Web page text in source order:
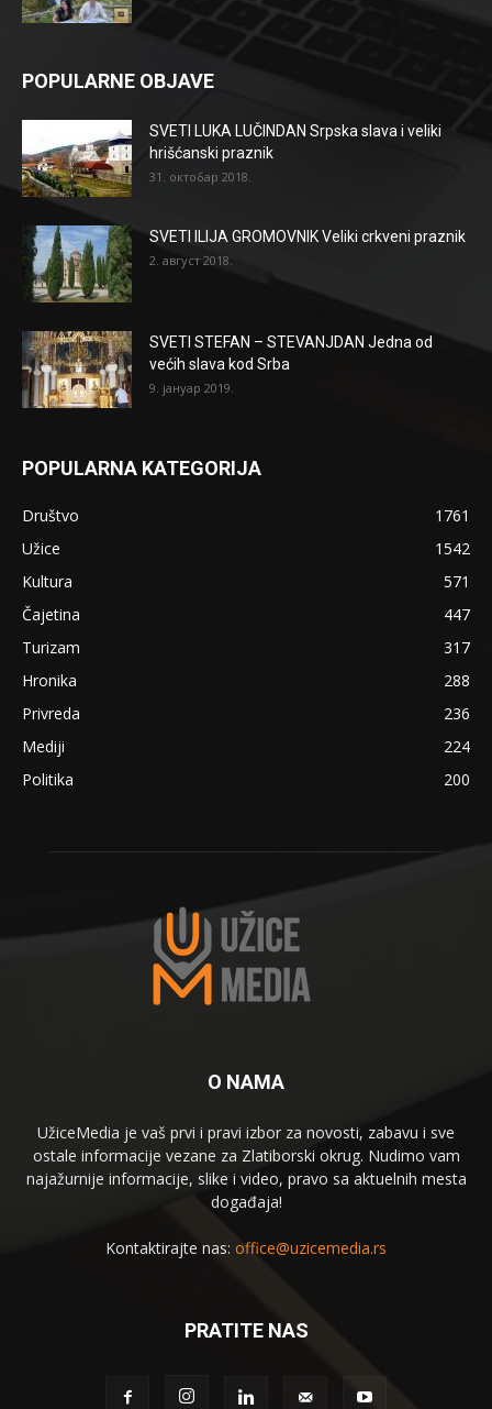
POPULARNE OBJAVE
SVETI LUKA LUČINDAN Srpska slava i veliki
hrišćanski praznik
31. октобар 2018.
SVETI ILIJA GROMOVNIK Veliki crkveni praznik
2. август 2018.
SVETI STEFAN – STEVANJDAN Jedna od
većih slava kod Srba
9. јануар 2019.
POPULARNA KATEGORIJA
Društvo
1761
Užice
1542
Kultura
571
Čajetina
447
Turizam
317
Hronika
288
Privreda
236
Mediji
224
Politika
200
O NAMA
UžiceMedia je vaš prvi i pravi izbor za novosti, zabavu i sve
ostale informacije vezane za Zlatiborski okrug. Nudimo vam
najažurnije informacije, slike i video, pravo sa aktuelnih mesta
događaja!
Kontaktirajte nas: office@uzicemedia.rs
PRATITE NAS